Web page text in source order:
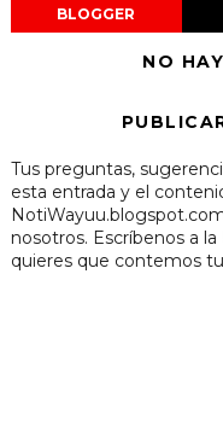
BLOGGER
NO
Tus preguntas,
esta entrada y el
nosotros. Escríbenos a
quieres que contemos